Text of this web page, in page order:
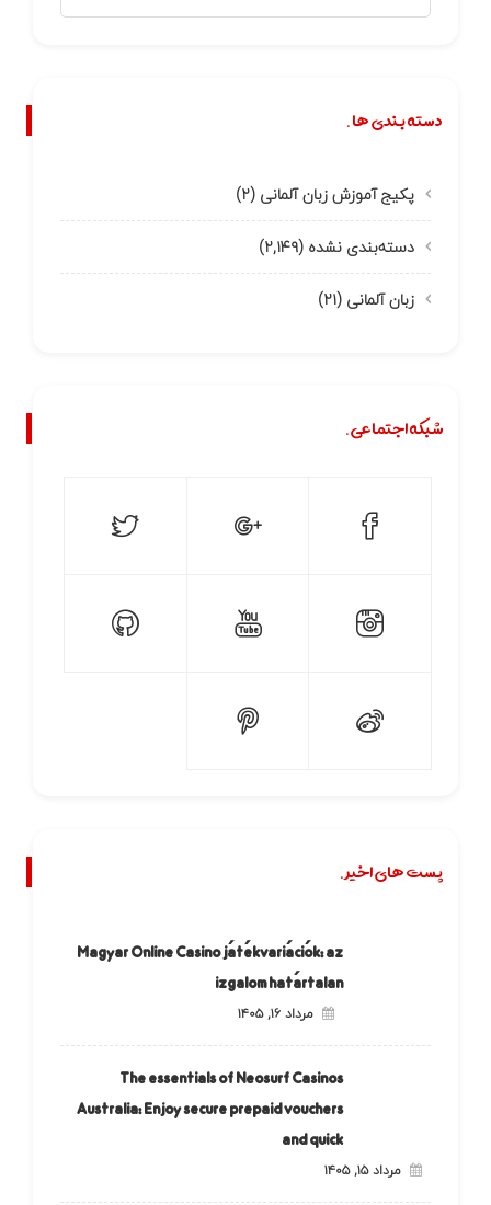
دسته بندی ها.
پکیج آموزش زبان آلمانی (۲)
دسته‌بندی نشده (۲,۱۴۹)
زبان آلمانی (۲۱)
شبکه اجتماعی.
پست های اخیر.
Magyar Online Casino játékvariációk: az
izgalom határtalan
مرداد ۱۶, ۱۴۰۵
The essentials of Neosurf Casinos
Australia: Enjoy secure prepaid vouchers
and quick
مرداد ۱۵, ۱۴۰۵